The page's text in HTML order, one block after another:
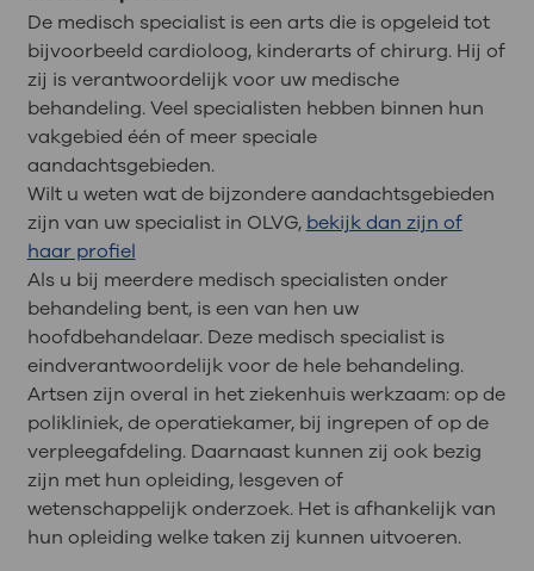
De medisch specialist is een arts die is opgeleid tot
bijvoorbeeld cardioloog, kinderarts of chirurg. Hij of
zij is verantwoordelijk voor uw medische
behandeling. Veel specialisten hebben binnen hun
vakgebied één of meer speciale
aandachtsgebieden.
Wilt u weten wat de bijzondere aandachtsgebieden
zijn van uw specialist in OLVG, bekijk dan zijn of
haar profiel
Als u bij meerdere medisch specialisten onder
behandeling bent, is een van hen uw
hoofdbehandelaar. Deze medisch specialist is
eindverantwoordelijk voor de hele behandeling.
Artsen zijn overal in het ziekenhuis werkzaam: op de
polikliniek, de operatiekamer, bij ingrepen of op de
verpleegafdeling. Daarnaast kunnen zij ook bezig
zijn met hun opleiding, lesgeven of
wetenschappelijk onderzoek. Het is afhankelijk van
hun opleiding welke taken zij kunnen uitvoeren.